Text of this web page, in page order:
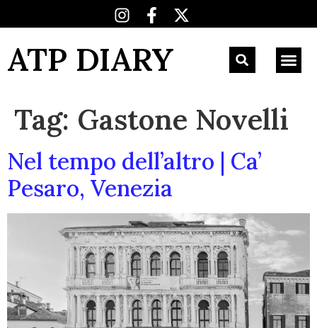
ATP DIARY
Tag: Gastone Novelli
Nel tempo dell’altro | Ca’
Pesaro, Venezia